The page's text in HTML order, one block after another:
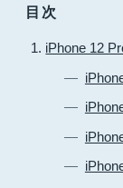
目次
iPhone 12